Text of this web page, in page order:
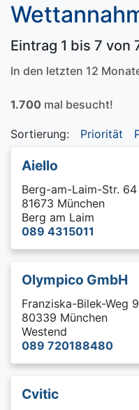
Eintrag 1 bis 7 von
In den letzten 12
1.700 mal besucht!
Sortierung: Priorität
Aiello
Berg-am-Laim-Str. 64
81673 München
Berg am Laim
089 4315011
Olympico GmbH
Franziska-Bilek-Weg 9
80339 München
Westend
089 720188480
Cvitic